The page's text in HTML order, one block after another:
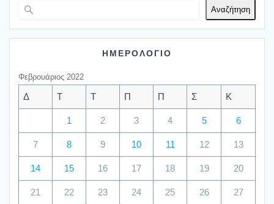
Αναζήτηση
ΗΜΕΡΟΛΟΓΙΟ
Φεβρουάριος 2022
Δ Τ Τ Π Π Σ Κ
1 2 3 4 5 6
7 8 9 10 11 12 13
14 15 16 17 18 19 20
21 22 23 24 25 26 27